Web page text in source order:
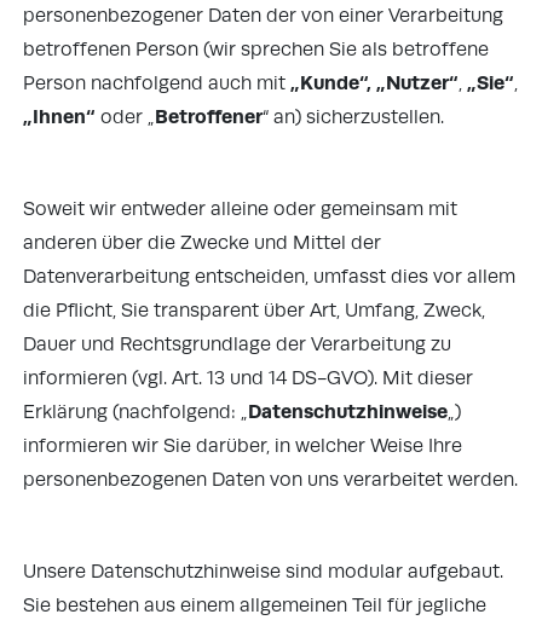
personenbezogener Daten der von einer Verarbeitung
betroffenen Person (wir sprechen Sie als betroffene
Person nachfolgend auch mit „Kunde“, „Nutzer“, „Sie“,
„Ihnen“ oder „Betroffener“ an) sicherzustellen.
Soweit wir entweder alleine oder gemeinsam mit
anderen über die Zwecke und Mittel der
Datenverarbeitung entscheiden, umfasst dies vor allem
die Pflicht, Sie transparent über Art, Umfang, Zweck,
Dauer und Rechtsgrundlage der Verarbeitung zu
informieren (vgl. Art. 13 und 14 DS-GVO). Mit dieser
Erklärung (nachfolgend: „Datenschutzhinweise„)
informieren wir Sie darüber, in welcher Weise Ihre
personenbezogenen Daten von uns verarbeitet werden.
Unsere Datenschutzhinweise sind modular aufgebaut.
Sie bestehen aus einem allgemeinen Teil für jegliche